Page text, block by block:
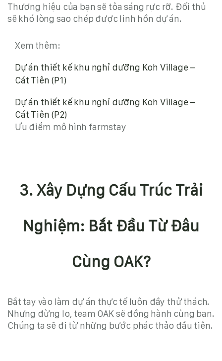
Thương hiệu của bạn sẽ tỏa sáng rực rỡ. Đối thủ
sẽ khó lòng sao chép được linh hồn dự án.
Xem thêm:
Dự án thiết kế khu nghỉ dưỡng Koh Village –
Cát Tiên (P1)
Dự án thiết kế khu nghỉ dưỡng Koh Village –
Cát Tiên (P2)
Ưu điểm mô hình farmstay
3. Xây Dựng Cấu Trúc Trải
Nghiệm: Bắt Đầu Từ Đâu
Cùng OAK?
Bắt tay vào làm dự án thực tế luôn đầy thử thách.
Nhưng đừng lo, team OAK sẽ đồng hành cùng bạn.
Chúng ta sẽ đi từ những bước phác thảo đầu tiên.